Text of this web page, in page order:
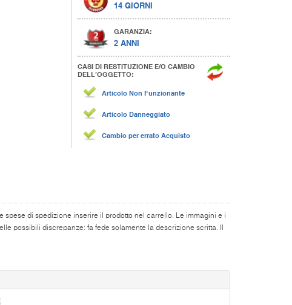
14 GIORNI
GARANZIA:
2 ANNI
CASI DI RESTITUZIONE E/O CAMBIO
DELL’OGGETTO:
Articolo Non Funzionante
Articolo Danneggiato
Cambio per errato Acquisto
spese di spedizione inserire il prodotto nel carrello. Le immagini e i
possibili discrepanze: fa fede solamente la descrizione scritta. Il